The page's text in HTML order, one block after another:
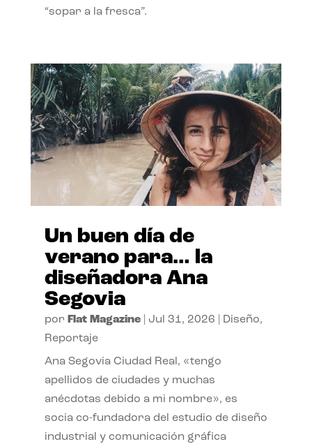
“sopar a la fresca”.
Un buen día de
verano para… la
diseñadora Ana
Segovia
por Flat Magazine| Jul 31, 2026 Diseño,
Reportaje
Ana Segovia Ciudad Real, «tengo
apellidos de ciudades y muchas
anécdotas debido a mi nombre», es
socia co-fundadora del estudio de diseño
industrial y comunicación gráfica